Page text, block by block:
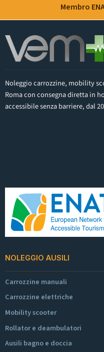
Membro
Noleggio carrozzine, mobility
Roma con consegna diretta in
accessibile senza barriere, dal
NOLEGGIO AUSILI
Carrozzine manuali
Carrozzine elettriche
Mobility scooter
Rollator e deambulatori
Ausili bagno e doccia